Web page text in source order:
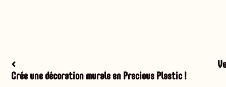
<
Crée une décoration murale en Precious Plastic !